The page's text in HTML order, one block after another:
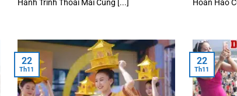
Hành Trình Thoải Mái Cùng [...]
Hoàn Hảo
22
Th11
22
Th11